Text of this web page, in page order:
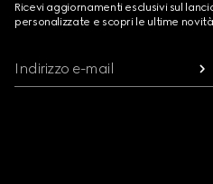
Ricevi aggiornamenti esclusivi sul
personalizzate e scopri le ultime
Indirizzo e-mail